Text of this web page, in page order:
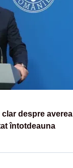
clar despre averea
întotdeauna